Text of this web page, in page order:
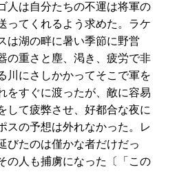
人は自分たちの不運は将軍の
ってくれるよう求めた。ラケ
は湖の畔に暑い季節に野営
の重さと塵、渇き、疲労で非
川にさしかかってそこで軍を
をすぐに渡ったが、敵に容易
して疲弊させ、好都合な夜に
スの予想は外れなかった。レ
びたのは僅かな者だけだっ
の人も捕虜になった〔「この